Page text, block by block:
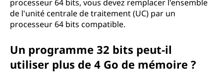
processeur 64 bits, vous devez remplacer l'ensemble
de l'unité centrale de traitement (UC) par un
processeur 64 bits compatible.
Un programme 32 bits peut-il
utiliser plus de 4 Go de mémoire ?